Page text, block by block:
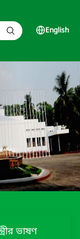
English
ভাষণ